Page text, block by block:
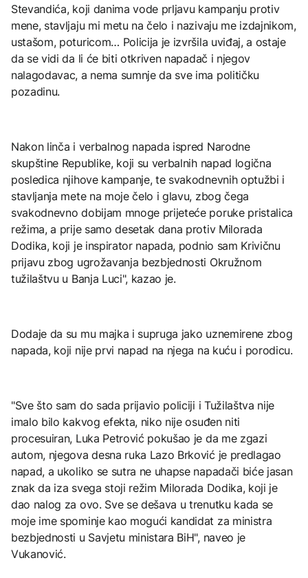
Stevandića, koji danima vode prljavu kampanju protiv
mene, stavljaju mi metu na čelo i nazivaju me izdajnikom,
ustašom, poturicom… Policija je izvršila uviđaj, a ostaje
da se vidi da li će biti otkriven napadač i njegov
nalagodavac, a nema sumnje da sve ima političku
pozadinu.
Nakon linča i verbalnog napada ispred Narodne
skupštine Republike, koji su verbalnih napad logična
posledica njihove kampanje, te svakodnevnih optužbi i
stavljanja mete na moje čelo i glavu, zbog čega
svakodnevno dobijam mnoge prijeteće poruke pristalica
režima, a prije samo desetak dana protiv Milorada
Dodika, koji je inspirator napada, podnio sam Krivičnu
prijavu zbog ugrožavanja bezbjednosti Okružnom
tužilaštvu u Banja Luci", kazao je.
Dodaje da su mu majka i supruga jako uznemirene zbog
napada, koji nije prvi napad na njega na kuću i porodicu.
"Sve što sam do sada prijavio policiji i Tužilaštva nije
imalo bilo kakvog efekta, niko nije osuđen niti
procesuiran, Luka Petrović pokušao je da me zgazi
autom, njegova desna ruka Lazo Brković je predlagao
napad, a ukoliko se sutra ne uhapse napadači biće jasan
znak da iza svega stoji režim Milorada Dodika, koji je
dao nalog za ovo. Sve se dešava u trenutku kada se
moje ime spominje kao mogući kandidat za ministra
bezbjednosti u Savjetu ministara BiH", naveo je
Vukanović.